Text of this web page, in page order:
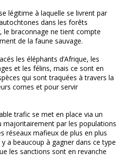
légitime à laquelle se livrent par
dans les forêts
le braconnage ne tient compte
de la faune sauvage.
les éléphants d’Afrique, les
et les félins, mais ce sont en
qui sont traquées à travers la
cornes et pour servir
trafic se met en place via un
majoritairement par les populations
réseaux mafieux de plus en plus
a beaucoup à gagner dans ce type
les sanctions sont en revanche